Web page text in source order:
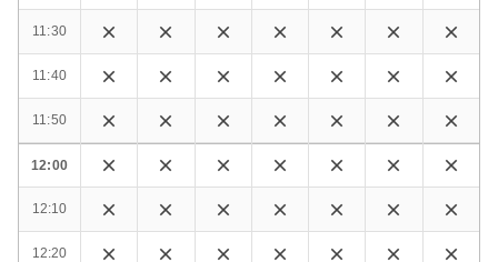
11:30
11:40
11:50
12:00
12:10
12:20